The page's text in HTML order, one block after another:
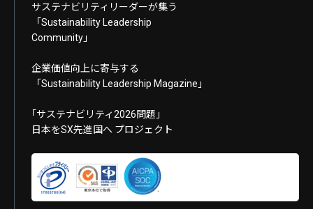
サステナビリティリーダーが集う
「Sustainability Leadership
Community」
企業価値向上に寄与する
「Sustainability Leadership Magazine」
｢サステナビリティ2026問題｣
日本をSX先進国へ プロジェクト